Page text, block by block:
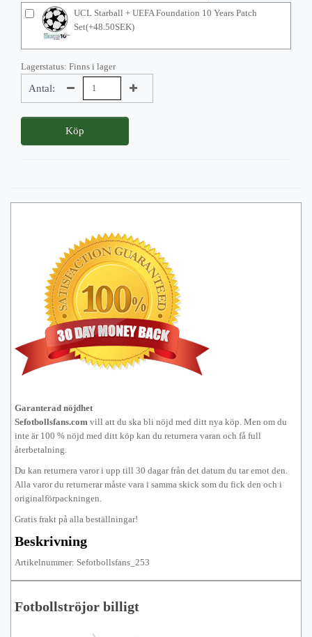
UCL Starball + UEFA Foundation 10 Years Patch
Set(+48.50SEK)
Lagerstatus: Finns i lager
Antal:
Köp
Garanterad nöjdhet
Sefotbollsfans.com vill att du ska bli nöjd med ditt nya köp. Men om du
inte är 100 % nöjd med ditt köp kan du returnera varan och få full
återbetalning.
Du kan returnera varor i upp till 30 dagar från det datum du tar emot den.
Alla varor du returnerar måste vara i samma skick som du fick den och i
originalförpackningen.
Gratis frakt på alla beställningar!
Beskrivning
Artikelnummer: Sefotbollsfans_253
Fotbollströjor billigt